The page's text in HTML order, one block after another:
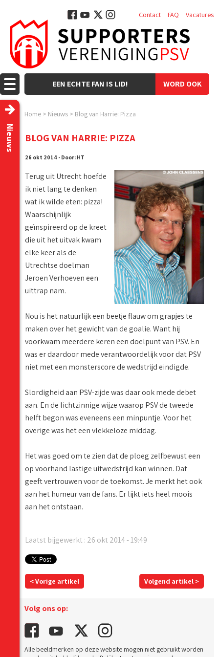
WORD OOK
EEN ECHTE FAN IS LID!
Contact FAQ Vacatures
Home > Nieuws > Blog van Harrie: Pizza
Nieuws BLOG VAN HARRIE: PIZZA
26 okt 2014 - Door: HT
Terug uit Utrecht hoefde
ik niet lang te denken
wat ik wilde eten: pizza!
Waarschijnlijk
geïnspireerd op de kreet
die uit het uitvak kwam
elke keer als de
Utrechtse doelman
Jeroen Verhoeven een
uittrap nam.
Nou is het natuurlijk een beetje flauw om grapjes te
maken over het gewicht van de goalie. Want hij
voorkwam meerdere keren een doelpunt van PSV. En
was er daardoor mede verantwoordelijk voor dat PSV
niet met een monsterscore de wedstrijd eindigde.
Slordigheid aan PSV-zijde was daar ook mede debet
aan. En de lichtzinnige wijze waarop PSV de tweede
helft begon was eveneens een minpuntje. Voor het
overige was het een vlekkeloze middag.
Het was goed om te zien dat de ploeg zelfbewust een
op voorhand lastige uitwedstrijd kan winnen. Dat
geeft vertrouwen voor de toekomst. Je merkt het ook
aan het humeur van de fans. Er lijkt iets heel moois
aan het ontstaan.
Laatst bijgewerkt : 26 okt 2014 - 19:49
< Vorige artikel Volgend artikel >
Volg ons op:
Alle beeldmerken op deze website mogen niet gebruikt worden